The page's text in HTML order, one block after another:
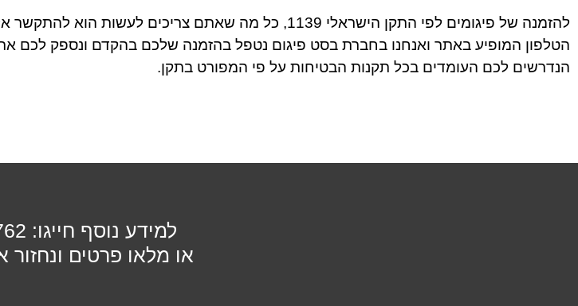
להזמנה של פיגומים לפי התקן הישראלי 1139, כל מה שאתם צריכים לעשות הוא
הטלפון המופיע באתר ואנחנו בחברת בסט פיגום נטפל בהזמנה שלכם בהקדם ונספק לכם
הנדרשים לכם העומדים בכל תקנות הבטיחות על פי המפורט בתקן.
למידע נוסף חייגו: 074-7225762
או מלאו פרטים